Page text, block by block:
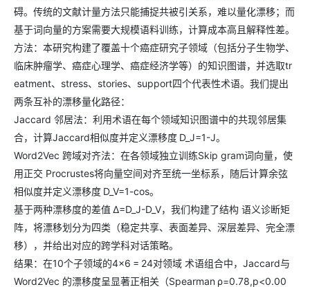
碍。传统的文献计量方法只能捕捉共被引关系，难以量化漂移；而
基于词向量的方案需要大规模语料训练，计算成本高且解释性差。
方法：本研究构建了覆盖十个癌症研究子领域（包括分子生物学、
临床肿瘤学、癌症心理学、癌症经济学等）的知识图谱，并选取tr
eatment、stress、stories、support四个代表性术语。我们提出
两条互补的漂移量化路径：
Jaccard 邻居法：利用术语在每个领域知识图谱中的共现邻居集
合，计算Jaccard相似度并定义漂移度 D_J=1-J。
Word2Vec 跨域对齐法：在各领域独立训练Skip gram词向量，使
用正交 Procrustes将向量空间对齐至统一坐标系，随后计算余弦
相似度并定义漂移度 D_V=1-cos⁡。
基于两种漂移度的差值 Δ=D_J-D_V，我们构建了结构 语义诊断矩
阵，将漂移划分为四类（稳定共享、表面差异、深层差异、完全漂
移），并给出对应的跨学科对话策略。
结果：在10个子领域的4×6 = 24对领域 术语组合中，Jaccard与
Word2Vec 的漂移度呈显著正相关（Spearman ρ=0.78,p<0.00